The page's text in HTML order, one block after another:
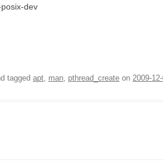
dev
tagged apt, man, pthread_create on 2009-